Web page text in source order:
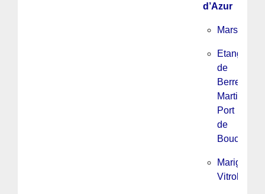
d’Azur
Marseille
Etang
de
Berre,
Martigues,
Port
de
Bouc
Marignane
Vitrolles